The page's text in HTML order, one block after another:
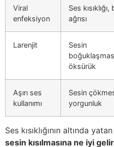
Viral
enfeksiyon
Ses
ağrısı
Larenjit
Sesin
öksürük
Aşırı ses
kullanımı
Sesin
yorgunluk
Ses kısıklığının altında
sesin kısılmasına ne iyi gelir